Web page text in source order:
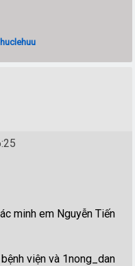
minh em Nguyễn Tiến
viện và 1nong_dan